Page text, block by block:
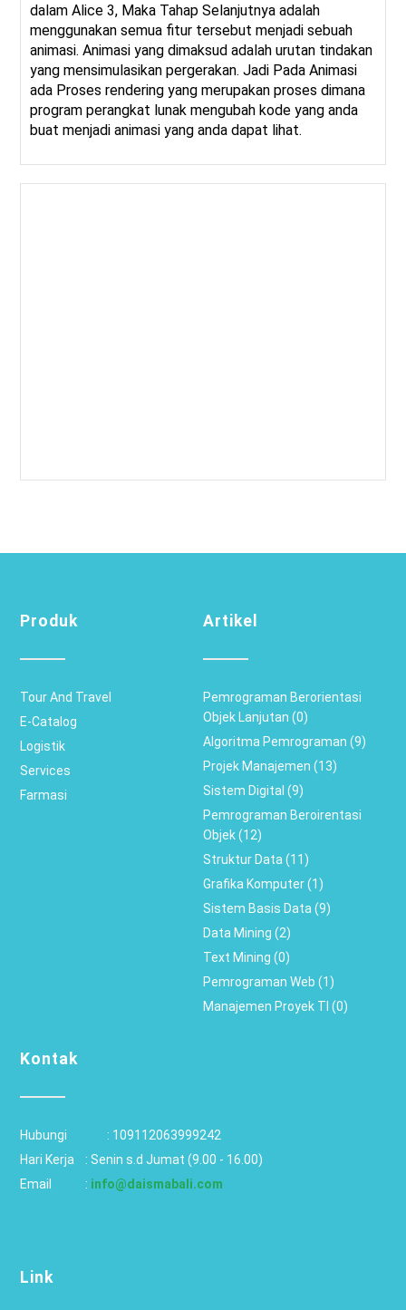
dalam Alice 3, Maka Tahap Selanjutnya adalah
menggunakan semua fitur tersebut menjadi sebuah
animasi. Animasi yang dimaksud adalah urutan tindakan
yang mensimulasikan pergerakan. Jadi Pada Animasi
ada Proses rendering yang merupakan proses dimana
program perangkat lunak mengubah kode yang anda
buat menjadi animasi yang anda dapat lihat.
Produk
Tour And Travel
E-Catalog
Logistik
Services
Farmasi
Artikel
Pemrograman Berorientasi
Objek Lanjutan (0)
Algoritma Pemrograman (9)
Projek Manajemen (13)
Sistem Digital (9)
Pemrograman Beroirentasi
Objek (12)
Struktur Data (11)
Grafika Komputer (1)
Sistem Basis Data (9)
Data Mining (2)
Text Mining (0)
Pemrograman Web (1)
Manajemen Proyek TI (0)
Kontak
Hubungi		: 109112063999242
Hari Kerja 	: Senin s.d Jumat (9.00 - 16.00)
Email 		: info@daismabali.com
Link